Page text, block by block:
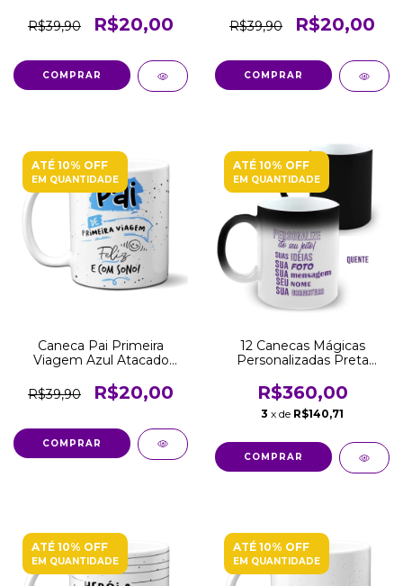
R$39,90 R$20,00
COMPRAR
R$39,90
R$20,00
COMPRAR
ATÉ 10% OFF
EM QUANTIDADE
Caneca Pai Primeira
Viagem Azul Atacado
R$39,90
R$20,00
COMPRAR
ATÉ 10% OFF
EM QUANTIDADE
12 Canecas Mágicas
Personalizadas Preta
Revenda
R$360,00
3 x de R$140,71
ATÉ 10% OFF
EM QUANTIDADE
ATÉ 10% OFF
EM QUANTIDADE